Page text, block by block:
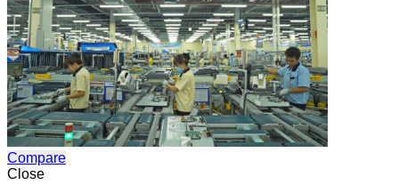
Compare
Close